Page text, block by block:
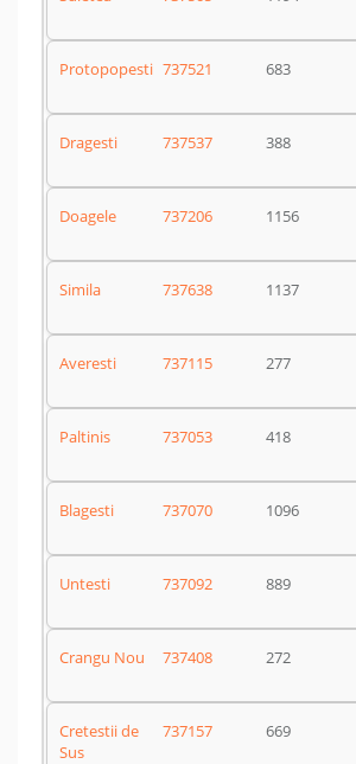
Protopopesti 737521 683
Dragesti 737537 388
Doagele 737206 1156
Simila 737638 1137
Averesti 737115 277
Paltinis 737053 418
Blagesti 737070 1096
Untesti 737092 889
Crangu Nou 737408 272
Cretestii de
Sus
737157 669